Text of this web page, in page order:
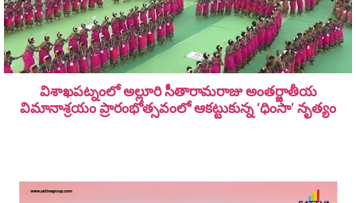
విశాఖపట్నంలో అల్లూరి సీతారామ‌రాజు అంత‌ర్జాతీయ
విమానాశ్ర‌యం ప్రారంభోత్సవంలో ఆకట్టుకున్న ‘ధింసా’ నృత్యం